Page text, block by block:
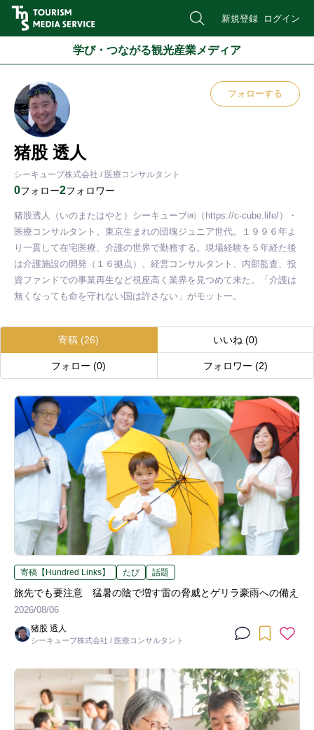
新規登録 ログイン
学び・つながる観光産業メディア
猪股 透人
シーキューブ株式会社 / 医療コンサルタント
0フォロー2フォロワー
フォローする
猪股透人（いのまたはやと）シーキューブ㈱（https://c-cube.life/）・
医療コンサルタント。東京生まれの団塊ジュニア世代。１９９６年よ
り一貫して在宅医療、介護の世界で勤務する。現場経験を５年経た後
は介護施設の開発（１６拠点）、経営コンサルタント、内部監査、投
資ファンドでの事業再生など視座高く業界を見つめて来た。「介護は
無くなっても命を守れない国は許さない」がモットー。
寄稿 (26) いいね (0)
フォロー (0) フォロワー (2)
寄稿【Hundred Links】 たび 話題
旅先でも要注意 猛暑の陰で増す雷の脅威とゲリラ豪雨への備え
2026/08/06
猪股 透人
シーキューブ株式会社 / 医療コンサルタント